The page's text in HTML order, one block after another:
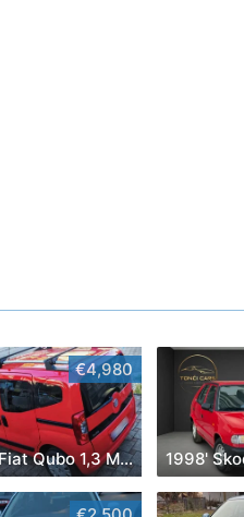
€4,980
2011' Fiat Qubo 1,3 Multijet 1998'